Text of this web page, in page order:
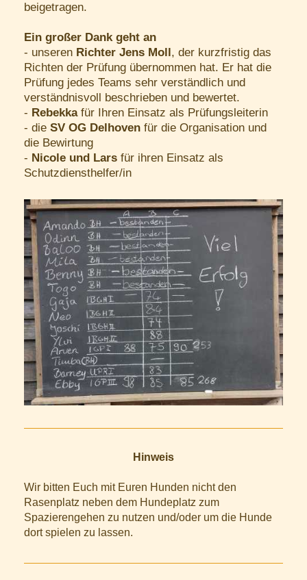
beigetragen.
Ein großer Dank geht an
- unseren Richter Jens Moll , der kurzfristig das
Richten der Prüfung übernommen hat. Er hat die
Prüfung jedes Teams sehr verständlich und
verständnisvoll beschrieben und bewertet.
- Rebekkafür Ihren Einsatz als Prüfungsleiterin
- die SV OG Delhoven für die Organisation und
die Bewirtung
- Nicole und Lars für ihren Einsatz als
Schutzdiensthelfer/in
Hinweis
Wir bitten Euch mit Euren Hunden nicht den
Rasenplatz neben dem Hundeplatz zum
Spazierengehen zu nutzen und/oder um die Hunde
dort spielen zu lassen.